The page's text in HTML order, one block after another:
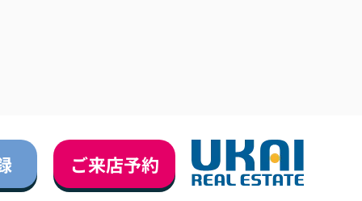
ご来店予約